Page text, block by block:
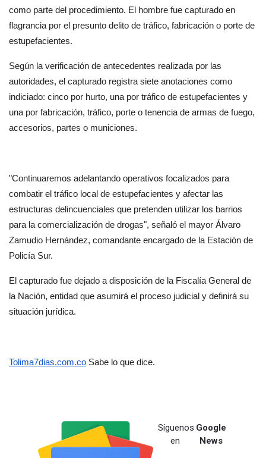
como parte del procedimiento. El hombre fue capturado en
flagrancia por el presunto delito de tráfico, fabricación o porte de
estupefacientes.
Según la verificación de antecedentes realizada por las
autoridades, el capturado registra siete anotaciones como
indiciado: cinco por hurto, una por tráfico de estupefacientes y
una por fabricación, tráfico, porte o tenencia de armas de fuego,
accesorios, partes o municiones.
"Continuaremos adelantando operativos focalizados para
combatir el tráfico local de estupefacientes y afectar las
estructuras delincuenciales que pretenden utilizar los barrios
para la comercialización de drogas", señaló el mayor Álvaro
Zamudio Hernández, comandante encargado de la Estación de
Policía Sur.
El capturado fue dejado a disposición de la Fiscalía General de
la Nación, entidad que asumirá el proceso judicial y definirá su
situación jurídica.
Tolima7dias.com.co Sabe lo que dice.
Síguenos
en
Google
News